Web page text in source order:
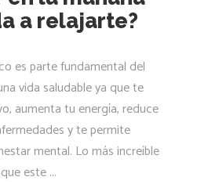
a relajarte?
es parte fundamental del
vida saludable ya que te
aumenta tu energía, reduce
y te permite
mental. Lo más increíble
este